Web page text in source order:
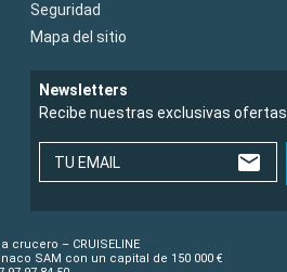
Seguridad
Mapa del sitio
Newsletters
Recibe nuestras exclusivas ofertas
TU EMAIL
– CRUISELINE
SAM con un capital de 150 000 €